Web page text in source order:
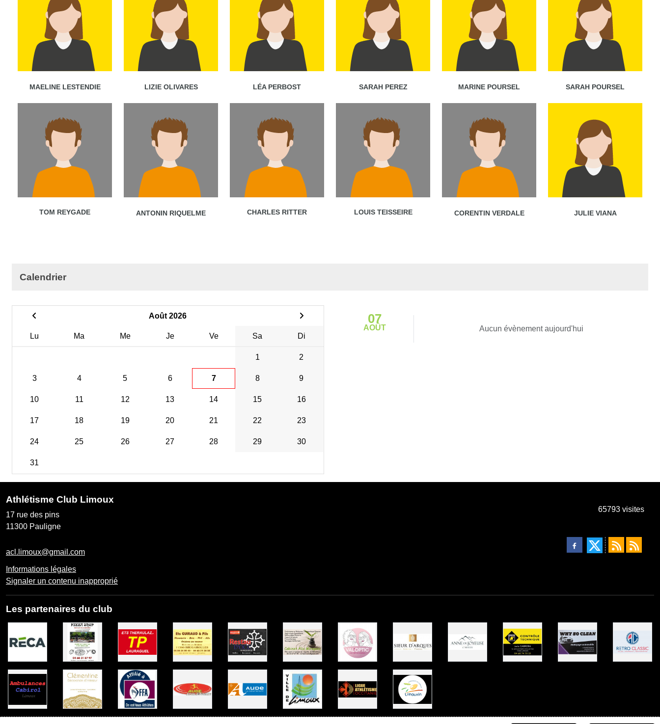
MAELINE LESTENDIE LIZIE OLIVARES LÉA PERBOST SARAH PEREZ MARINE POURSEL SARAH POURSEL
TOM REYGADE ANTONIN RIQUELME CHARLES RITTER LOUIS TEISSEIRE CORENTIN VERDALE JULIE VIANA
Calendrier
Août 2026
Lu Ma Me Je Ve Sa Di
1 2
3 4 5 6 7 8 9
10 11 12 13 14 15 16
17 18 19 20 21 22 23
24 25 26 27 28 29 30
31
07
AOÛT Aucun évènement aujourd'hui
Athlétisme Club Limoux
17 rue des pins
11300 Pauligne
acl.limoux@gmail.com
Informations légales
Signaler un contenu inapproprié
65793 visites
Les partenaires du club